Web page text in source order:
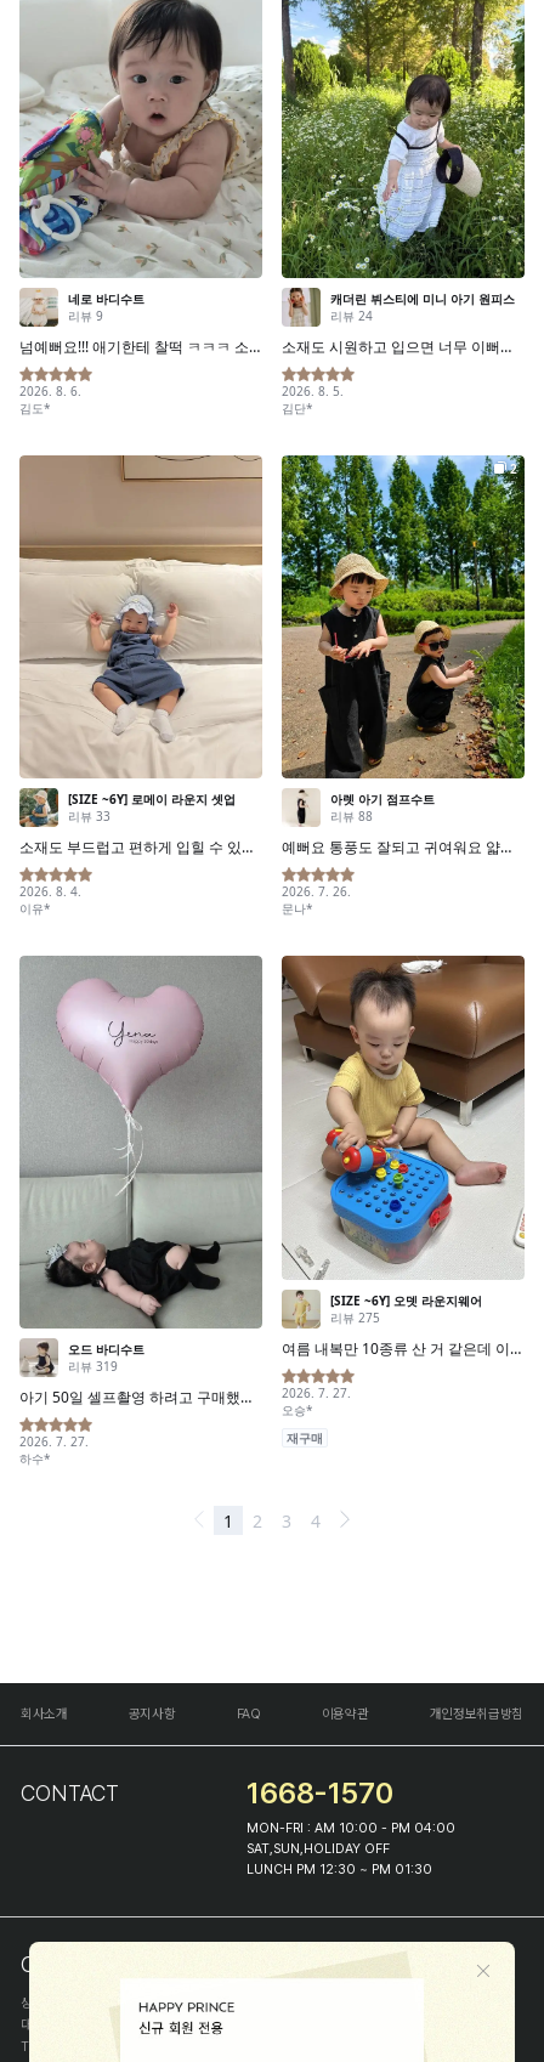
회사소개 공지사항 FAQ 이용약관 개인정보취급방침
CONTACT 1668-1570
MON-FRI : AM 10:00 - PM 04:00
SAT,SUN,HOLIDAY OFF
LUNCH PM 12:30 ~ PM 01:30
COMPANY INFO
상호
(주)해피프린스
대표
이화진
TEL